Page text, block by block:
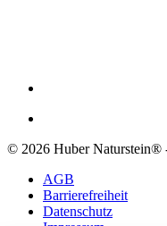
© 2026 Huber Naturstein®
AGB
Barrierefreiheit
Datenschutz